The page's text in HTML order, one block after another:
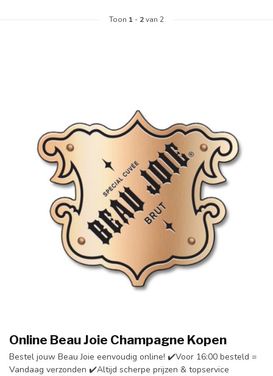
Toon 1 - 2van 2
Online Beau Joie Champagne Kopen
Bestel jouw Beau Joie eenvoudig online! ✔️Voor 16:00 besteld =
Vandaag verzonden ✔️Altijd scherpe prijzen & topservice